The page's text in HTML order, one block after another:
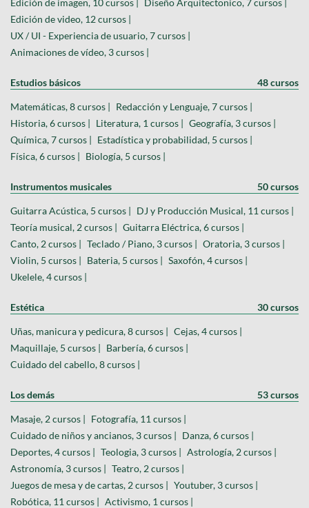
Edición de video, 12 cursos |
UX / UI - Experiencia de usuario, 7 cursos |
Animaciones de vídeo, 3 cursos |
Estudios básicos 48 cursos
Matemáticas, 8 cursos | Redacción y Lenguaje, 7 cursos |
Historia, 6 cursos | Literatura, 1 cursos | Geografía, 3 cursos |
Química, 7 cursos | Estadística y probabilidad, 5 cursos |
Física, 6 cursos | Biología, 5 cursos |
Instrumentos musicales 50 cursos
Guitarra Acústica, 5 cursos | DJ y Producción Musical, 11 cursos |
Teoría musical, 2 cursos | Guitarra Eléctrica, 6 cursos |
Canto, 2 cursos | Teclado / Piano, 3 cursos | Oratoria, 3 cursos |
Violin, 5 cursos | Bateria, 5 cursos | Saxofón, 4 cursos |
Ukelele, 4 cursos |
Estética 30 cursos
Uñas, manicura y pedicura, 8 cursos | Cejas, 4 cursos |
Maquillaje, 5 cursos | Barbería, 6 cursos |
Cuidado del cabello, 8 cursos |
Los demás 53 cursos
Masaje, 2 cursos | Fotografía, 11 cursos |
Cuidado de niños y ancianos, 3 cursos | Danza, 6 cursos |
Deportes, 4 cursos | Teologia, 3 cursos | Astrología, 2 cursos |
Astronomía, 3 cursos | Teatro, 2 cursos |
Juegos de mesa y de cartas, 2 cursos | Youtuber, 3 cursos |
Robótica, 11 cursos | Activismo, 1 cursos |